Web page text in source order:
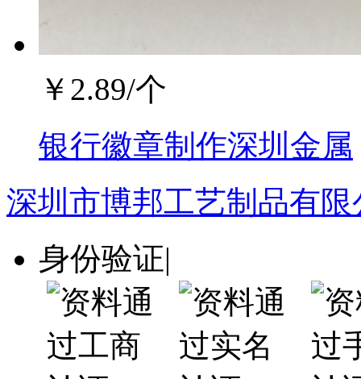
￥ 2.89/个
银行徽章制作深圳金属
深圳市博邦工艺制品有限
身份验证|